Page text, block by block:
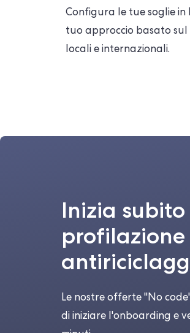
Configura le tue soglie in
tuo approccio basato sul
locali e internazionali.
Inizia
Le nostre offerte "No
di iniziare l'onboarding e